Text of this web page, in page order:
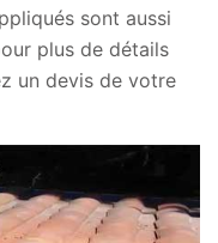
sont aussi
plus de détails
un devis de votre